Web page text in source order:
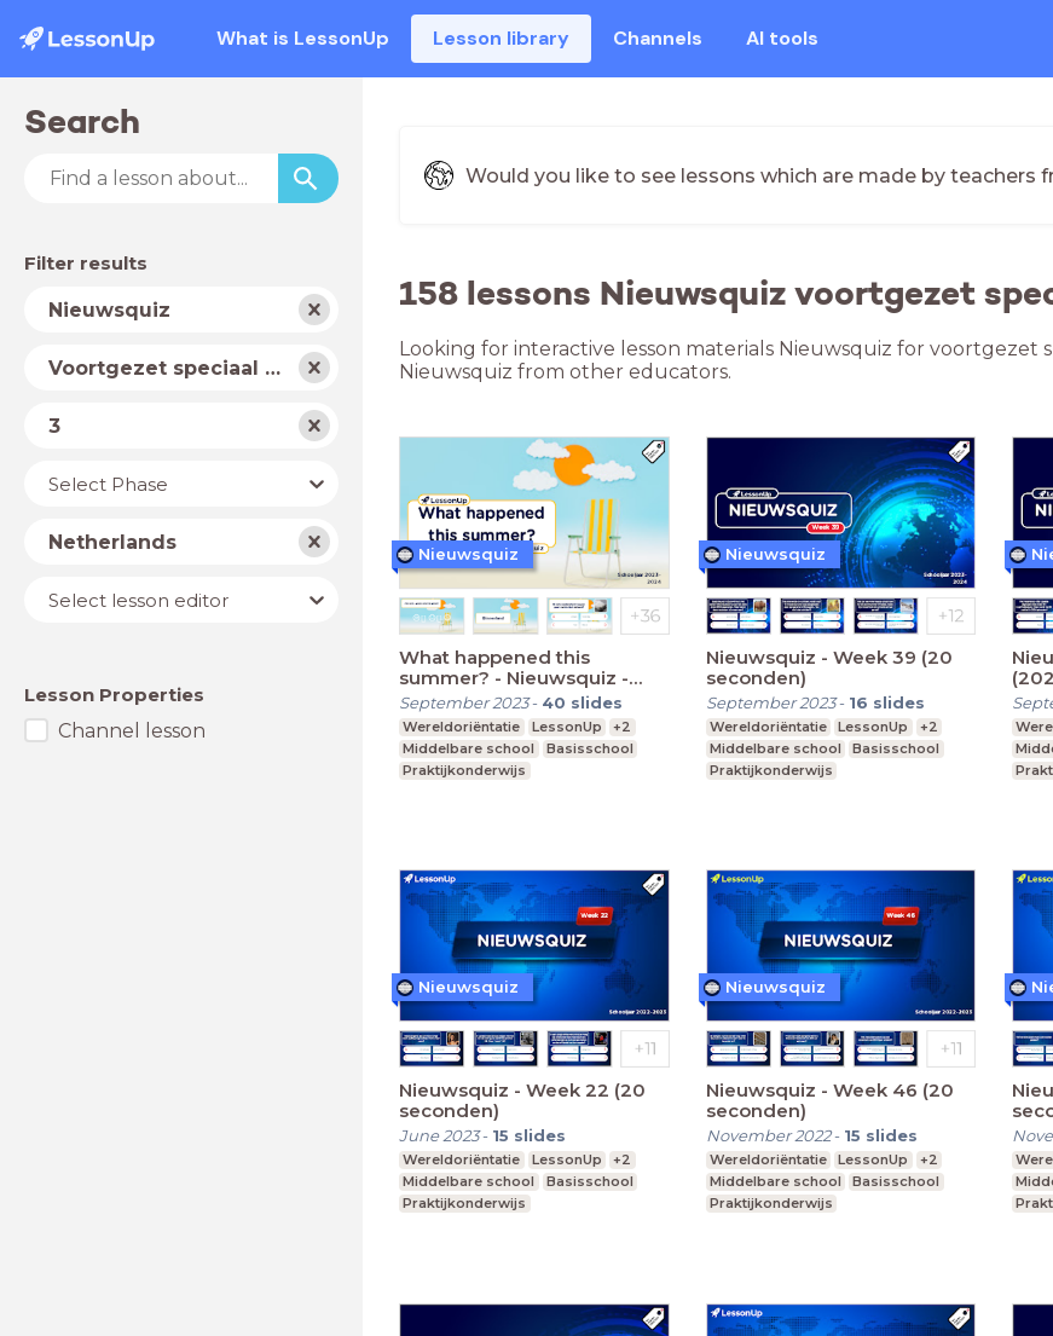
What is LessonUp Lesson library Channels AI tools
Search
Filter results
Subject
Nieuwsquiz
School
type
Voortgezet speciaal onderwijs
Level
3
YearSelect Phase
Country
Netherlands
Lesson
editor
Select lesson editor
Lesson Properties
Channel lesson
Would you like to see lessons which are made by teachers
158 lessons Nieuwsquiz voortgezet
Looking for interactive lesson materials Nieuwsquiz for voortgezet
Nieuwsquiz from other educators.
What happened this
summer? - Nieuwsquiz -
Editie 2023 (20 seconden)
September 2023- 40 slides
Wereldoriëntatie LessonUp
+2
Middelbare school
Basisschool
Praktijkonderwijs
Nieuwsquiz
Nieuwsquiz - Week 39 (20
seconden)
September 2023- 16 slides
Wereldoriëntatie LessonUp
+2
Middelbare school
Basisschool
Praktijkonderwijs
Nieuwsquiz
Nieuwsquiz - Week 22 (20
seconden)
June 2023- 15 slides
Wereldoriëntatie LessonUp
+2
Middelbare school
Basisschool
Praktijkonderwijs
Nieuwsquiz
Nieuwsquiz - Week 46 (20
seconden)
November 2022- 15 slides
Wereldoriëntatie LessonUp
+2
Middelbare school
Basisschool
Praktijkonderwijs
Nieuwsquiz